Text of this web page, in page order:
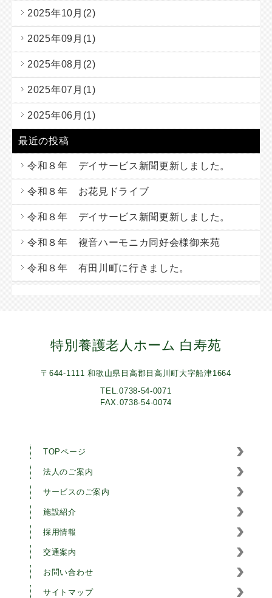
2025年10月(2)
2025年09月(1)
2025年08月(2)
2025年07月(1)
2025年06月(1)
最近の投稿
令和８年 デイサービス新聞更新しました。
令和８年 お花見ドライブ
令和８年 デイサービス新聞更新しました。
令和８年 複音ハーモニカ同好会様御来苑
令和８年 有田川町に行きました。
特別養護老人ホーム 白寿苑
〒644-1111 和歌山県日高郡日高川町大字船津1664
TEL.0738-54-0071
FAX.0738-54-0074
TOPページ
法人のご案内
サービスのご案内
施設紹介
採用情報
交通案内
お問い合わせ
サイトマップ